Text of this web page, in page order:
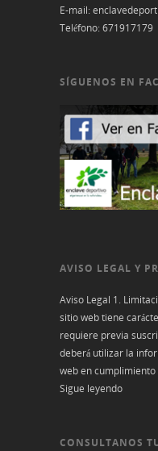
E-mail:
Teléfono:671917179
SÍGUENOS EN
AVISO LEGAL Y
Aviso Legal 1.
sitio web tiene
requiere previa
deberá utilizar la
web en cumplimiento
Sigue leyendo
CONSULTANOS